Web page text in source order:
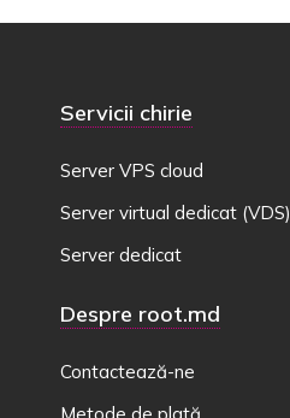
Servicii chirie
Server VPS cloud
Server virtual dedicat (VDS)
Server dedicat
Despre root.md
Contactează-ne